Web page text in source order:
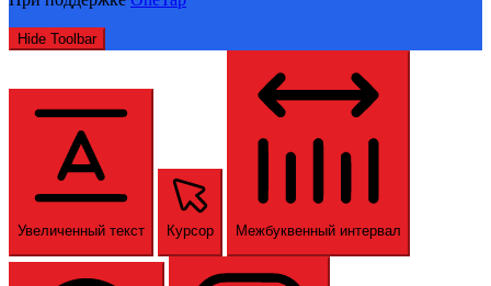
Hide Toolbar
Увеличенный текст Курсор Межбуквенный интервал